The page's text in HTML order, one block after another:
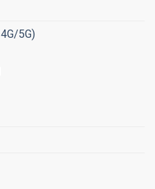
5G)